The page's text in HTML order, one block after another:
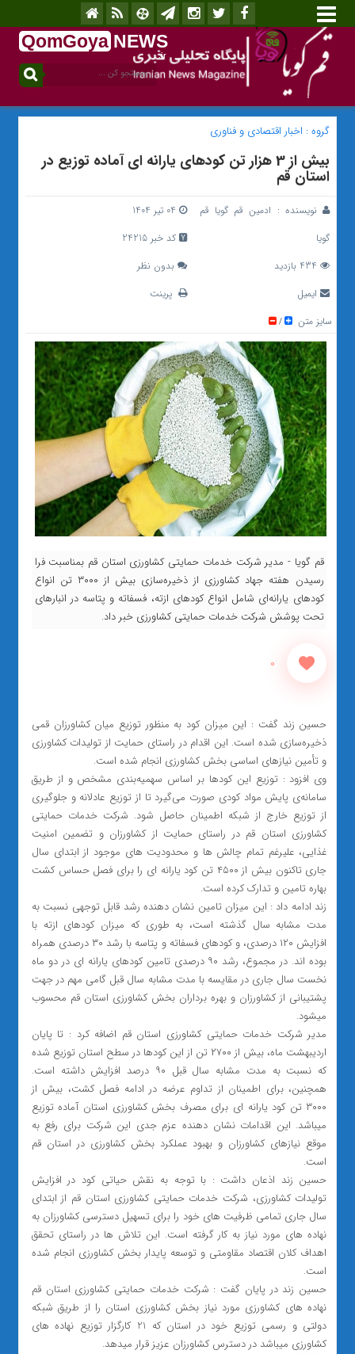
QomGoya NEWS
.ir
گروه : اخبار اقتصادی و فناوری
بیش از 3 هزار تن کودهای یارانه ای آماده توزیع در
استان قم
نویسنده : ادمین قم گویا قم
گویا
کد خبر 24215
434 بازدید
بدون نظر
ایمیل
پرینت
سایز متن
/
قم گویا - مدیر شرکت خدمات حمایتی کشاورزی استان قم بمناسبت فرا
رسیدن هفته جهاد کشاورزی از ذخیره‌سازی بیش از ۳۰۰۰ تن انواع
کودهای یارانه‌ای شامل انواع کودهای ازته، فسفاته و پتاسه در انبارهای
تحت پوشش شرکت خدمات حمایتی کشاورزی خبر داد.
0
حسین زند گفت : این میزان کود به منظور توزیع میان کشاورزان قمی
ذخیره‌سازی شده است. این اقدام در راستای حمایت از تولیدات کشاورزی
و تأمین نیازهای اساسی بخش کشاورزی انجام شده است.
وی افزود : توزیع این کودها بر اساس سهمیه‌بندی مشخص و از طریق
سامانه‌ی پایش مواد کودی صورت می‌گیرد تا از توزیع عادلانه و جلوگیری
از توزیع خارج از شبکه اطمینان حاصل شود. شرکت خدمات حمایتی
کشاورزی استان قم در راستای حمایت از کشاورزان و تضمین امنیت
غذایی، علیرغم تمام چالش ها و محدودیت های موجود از ابتدای سال
جاری تاکنون بیش از ۴۵۰۰ تن کود یارانه ای را برای فصل حساس کشت
بهاره تامین و تدارک کرده است.
زند ادامه داد : این میزان تامین نشان دهنده رشد قابل توجهی نسبت به
مدت مشابه سال گذشته است، به طوری که میزان کودهای ازته با
افزایش ۱۲۰ درصدی، و کودهای فسفاته و پتاسه با رشد ۳۰ درصدی همراه
بوده اند. در مجموع، رشد ۹۰ درصدی تامین کودهای یارانه ای در دو ماه
نخست سال جاری در مقایسه با مدت مشابه سال قبل گامی مهم در جهت
پشتیبانی از کشاورزان و بهره برداران بخش کشاورزی استان قم محسوب
میشود.
مدیر شرکت خدمات حمایتی کشاورزی استان قم اضافه کرد : تا پایان
اردیبهشت ماه، بیش از ۲۷۰۰ تن از این کودها در سطح استان توزیع شده
که نسبت به مدت مشابه سال قبل ۹۰ درصد افزایش داشته است.
همچنین، برای اطمینان از تداوم عرضه در ادامه فصل کشت، بیش از
۳۰۰۰ تن کود یارانه ای برای مصرف بخش کشاورزی استان آماده توزیع
میباشد. این اقدامات نشان دهنده عزم جدی این شرکت برای رفع به
موقع نیازهای کشاورزان و بهبود عملکرد بخش کشاورزی در استان قم
است.
حسین زند اذعان داشت : با توجه به نقش حیاتی کود در افزایش
تولیدات کشاورزی، شرکت خدمات حمایتی کشاورزی استان قم از ابتدای
سال جاری تمامی ظرفیت های خود را برای تسهیل دسترسی کشاورزان به
نهاده های مورد نیاز به کار گرفته است. این تلاش ها در راستای تحقق
اهداف کلان اقتصاد مقاومتی و توسعه پایدار بخش کشاورزی انجام شده
است.
حسین زند در پایان گفت : شرکت خدمات حمایتی کشاورزی استان قم
نهاده های کشاورزی مورد نیاز بخش کشاورزی استان را از طریق شبکه
دولتی و رسمی توزیع خود در استان که 21 کارگزار توزیع نهاده های
کشاورزی میباشد در دسترس کشاورزان عزیز قرار میدهد.